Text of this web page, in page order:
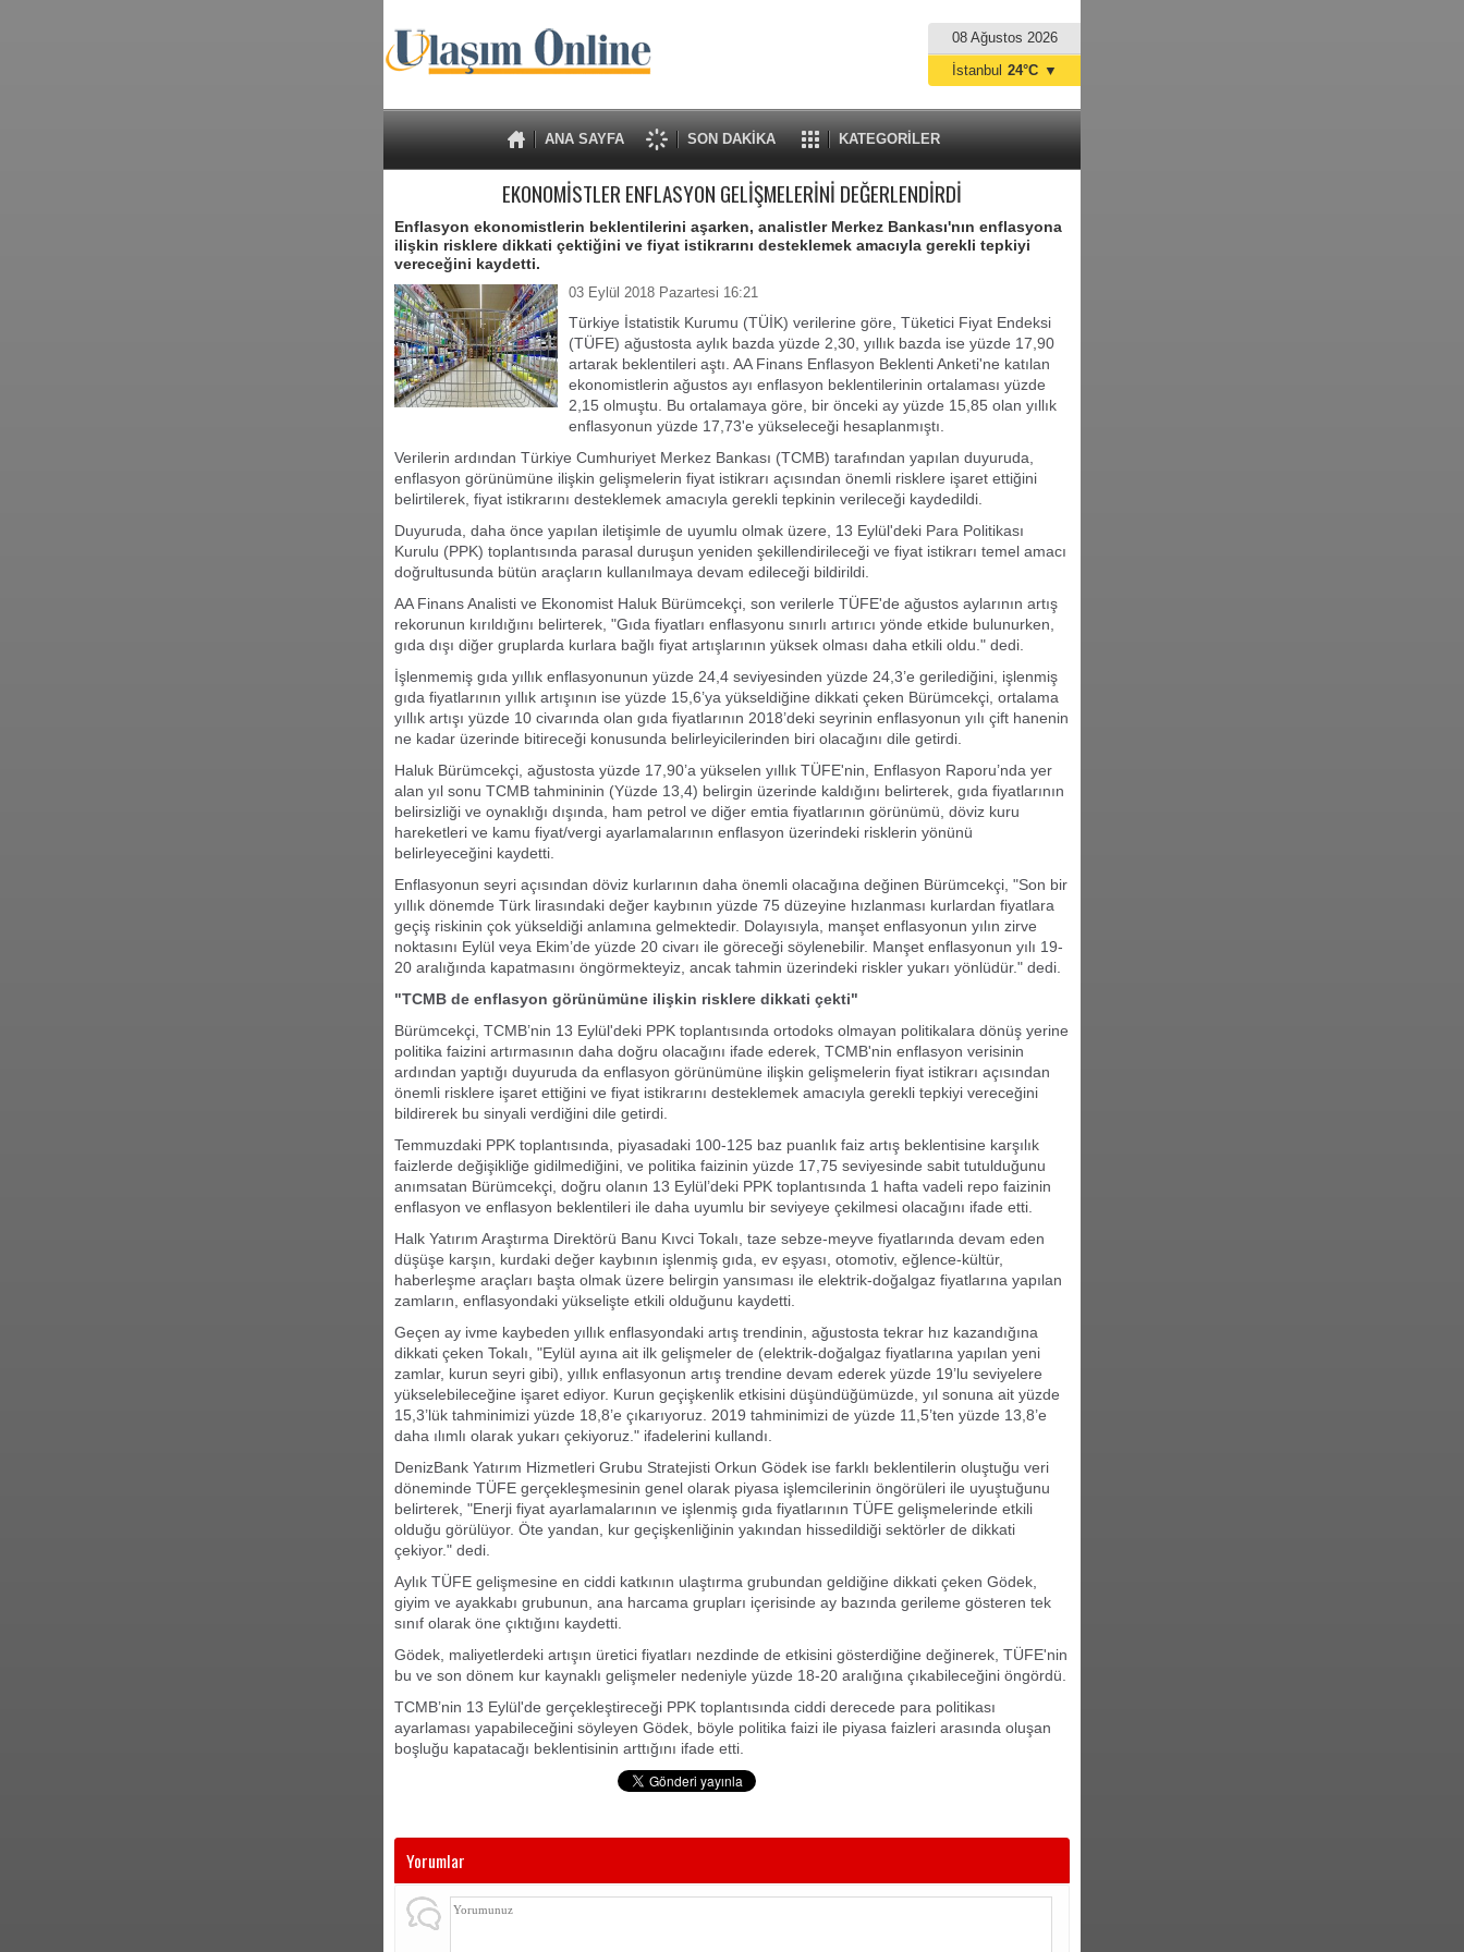
08 Ağustos 2026
ANA SAYFA SON DAKİKA KATEGORİLER
İstanbul 24°C ▼
EKONOMİSTLER ENFLASYON GELİŞMELERİNİ DEĞERLENDİRDİ
Enflasyon ekonomistlerin beklentilerini aşarken, analistler Merkez Bankası'nın enflasyona
ilişkin risklere dikkati çektiğini ve fiyat istikrarını desteklemek amacıyla gerekli tepkiyi
vereceğini kaydetti.
03 Eylül 2018 Pazartesi 16:21
Türkiye İstatistik Kurumu (TÜİK) verilerine göre, Tüketici Fiyat Endeksi
(TÜFE) ağustosta aylık bazda yüzde 2,30, yıllık bazda ise yüzde 17,90
artarak beklentileri aştı. AA Finans Enflasyon Beklenti Anketi'ne katılan
ekonomistlerin ağustos ayı enflasyon beklentilerinin ortalaması yüzde
2,15 olmuştu. Bu ortalamaya göre, bir önceki ay yüzde 15,85 olan yıllık
enflasyonun yüzde 17,73'e yükseleceği hesaplanmıştı.
Verilerin ardından Türkiye Cumhuriyet Merkez Bankası (TCMB) tarafından yapılan duyuruda,
enflasyon görünümüne ilişkin gelişmelerin fiyat istikrarı açısından önemli risklere işaret ettiğini
belirtilerek, fiyat istikrarını desteklemek amacıyla gerekli tepkinin verileceği kaydedildi.
Duyuruda, daha önce yapılan iletişimle de uyumlu olmak üzere, 13 Eylül'deki Para Politikası
Kurulu (PPK) toplantısında parasal duruşun yeniden şekillendirileceği ve fiyat istikrarı temel amacı
doğrultusunda bütün araçların kullanılmaya devam edileceği bildirildi.
AA Finans Analisti ve Ekonomist Haluk Bürümcekçi, son verilerle TÜFE'de ağustos aylarının artış
rekorunun kırıldığını belirterek, "Gıda fiyatları enflasyonu sınırlı artırıcı yönde etkide bulunurken,
gıda dışı diğer gruplarda kurlara bağlı fiyat artışlarının yüksek olması daha etkili oldu." dedi.
İşlenmemiş gıda yıllık enflasyonunun yüzde 24,4 seviyesinden yüzde 24,3’e gerilediğini, işlenmiş
gıda fiyatlarının yıllık artışının ise yüzde 15,6’ya yükseldiğine dikkati çeken Bürümcekçi, ortalama
yıllık artışı yüzde 10 civarında olan gıda fiyatlarının 2018’deki seyrinin enflasyonun yılı çift hanenin
ne kadar üzerinde bitireceği konusunda belirleyicilerinden biri olacağını dile getirdi.
Haluk Bürümcekçi, ağustosta yüzde 17,90’a yükselen yıllık TÜFE'nin, Enflasyon Raporu’nda yer
alan yıl sonu TCMB tahmininin (Yüzde 13,4) belirgin üzerinde kaldığını belirterek, gıda fiyatlarının
belirsizliği ve oynaklığı dışında, ham petrol ve diğer emtia fiyatlarının görünümü, döviz kuru
hareketleri ve kamu fiyat/vergi ayarlamalarının enflasyon üzerindeki risklerin yönünü
belirleyeceğini kaydetti.
Enflasyonun seyri açısından döviz kurlarının daha önemli olacağına değinen Bürümcekçi, "Son bir
yıllık dönemde Türk lirasındaki değer kaybının yüzde 75 düzeyine hızlanması kurlardan fiyatlara
geçiş riskinin çok yükseldiği anlamına gelmektedir. Dolayısıyla, manşet enflasyonun yılın zirve
noktasını Eylül veya Ekim’de yüzde 20 civarı ile göreceği söylenebilir. Manşet enflasyonun yılı 19-
20 aralığında kapatmasını öngörmekteyiz, ancak tahmin üzerindeki riskler yukarı yönlüdür." dedi.
"TCMB de enflasyon görünümüne ilişkin risklere dikkati çekti"
Bürümcekçi, TCMB’nin 13 Eylül'deki PPK toplantısında ortodoks olmayan politikalara dönüş yerine
politika faizini artırmasının daha doğru olacağını ifade ederek, TCMB'nin enflasyon verisinin
ardından yaptığı duyuruda da enflasyon görünümüne ilişkin gelişmelerin fiyat istikrarı açısından
önemli risklere işaret ettiğini ve fiyat istikrarını desteklemek amacıyla gerekli tepkiyi vereceğini
bildirerek bu sinyali verdiğini dile getirdi.
Temmuzdaki PPK toplantısında, piyasadaki 100-125 baz puanlık faiz artış beklentisine karşılık
faizlerde değişikliğe gidilmediğini, ve politika faizinin yüzde 17,75 seviyesinde sabit tutulduğunu
anımsatan Bürümcekçi, doğru olanın 13 Eylül’deki PPK toplantısında 1 hafta vadeli repo faizinin
enflasyon ve enflasyon beklentileri ile daha uyumlu bir seviyeye çekilmesi olacağını ifade etti.
Halk Yatırım Araştırma Direktörü Banu Kıvci Tokalı, taze sebze-meyve fiyatlarında devam eden
düşüşe karşın, kurdaki değer kaybının işlenmiş gıda, ev eşyası, otomotiv, eğlence-kültür,
haberleşme araçları başta olmak üzere belirgin yansıması ile elektrik-doğalgaz fiyatlarına yapılan
zamların, enflasyondaki yükselişte etkili olduğunu kaydetti.
Geçen ay ivme kaybeden yıllık enflasyondaki artış trendinin, ağustosta tekrar hız kazandığına
dikkati çeken Tokalı, "Eylül ayına ait ilk gelişmeler de (elektrik-doğalgaz fiyatlarına yapılan yeni
zamlar, kurun seyri gibi), yıllık enflasyonun artış trendine devam ederek yüzde 19’lu seviyelere
yükselebileceğine işaret ediyor. Kurun geçişkenlik etkisini düşündüğümüzde, yıl sonuna ait yüzde
15,3’lük tahminimizi yüzde 18,8’e çıkarıyoruz. 2019 tahminimizi de yüzde 11,5’ten yüzde 13,8’e
daha ılımlı olarak yukarı çekiyoruz." ifadelerini kullandı.
DenizBank Yatırım Hizmetleri Grubu Stratejisti Orkun Gödek ise farklı beklentilerin oluştuğu veri
döneminde TÜFE gerçekleşmesinin genel olarak piyasa işlemcilerinin öngörüleri ile uyuştuğunu
belirterek, "Enerji fiyat ayarlamalarının ve işlenmiş gıda fiyatlarının TÜFE gelişmelerinde etkili
olduğu görülüyor. Öte yandan, kur geçişkenliğinin yakından hissedildiği sektörler de dikkati
çekiyor." dedi.
Aylık TÜFE gelişmesine en ciddi katkının ulaştırma grubundan geldiğine dikkati çeken Gödek,
giyim ve ayakkabı grubunun, ana harcama grupları içerisinde ay bazında gerileme gösteren tek
sınıf olarak öne çıktığını kaydetti.
Gödek, maliyetlerdeki artışın üretici fiyatları nezdinde de etkisini gösterdiğine değinerek, TÜFE'nin
bu ve son dönem kur kaynaklı gelişmeler nedeniyle yüzde 18-20 aralığına çıkabileceğini öngördü.
TCMB’nin 13 Eylül'de gerçekleştireceği PPK toplantısında ciddi derecede para politikası
ayarlaması yapabileceğini söyleyen Gödek, böyle politika faizi ile piyasa faizleri arasında oluşan
boşluğu kapatacağı beklentisinin arttığını ifade etti.
Yorumlar